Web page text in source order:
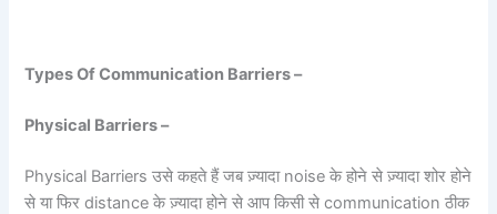
Types Of Communication Barriers –
Physical Barriers –
Physical Barriers उसे कहते हैं जब ज़्यादा noise के होने से ज़्यादा शोर होने
से या फिर distance के ज़्यादा होने से आप किसी से communication ठीक